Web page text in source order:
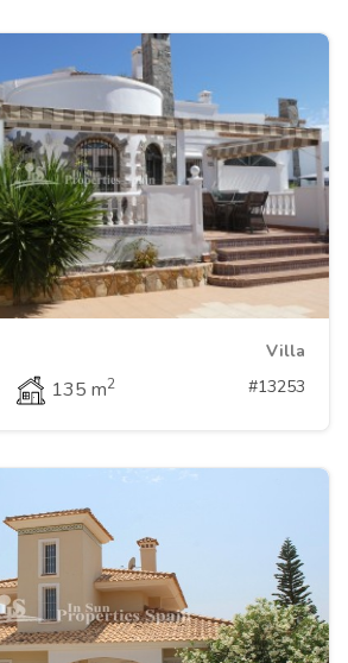
Villa
135 m2 #13253